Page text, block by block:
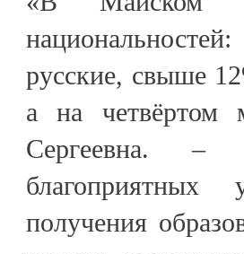
русские, свыше
а на четвёртом
Сергеевна. –
получения